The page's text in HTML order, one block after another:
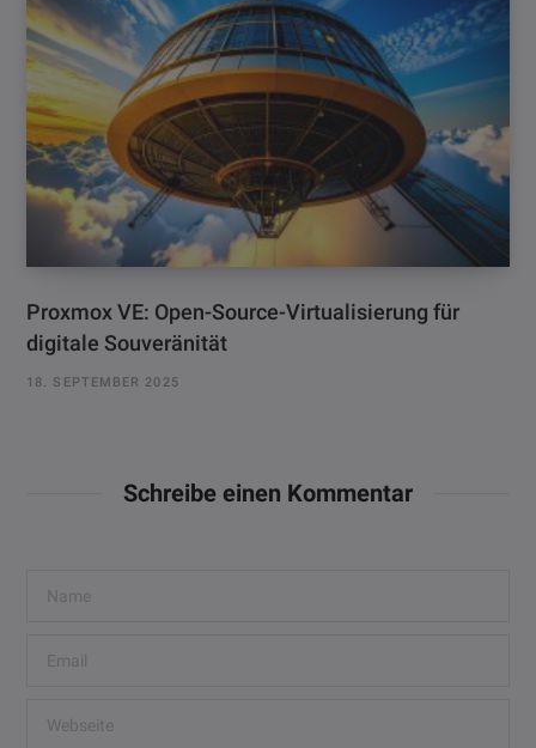
Proxmox VE: Open-Source-Virtualisierung für
digitale Souveränität
18. SEPTEMBER 2025
Schreibe einen Kommentar